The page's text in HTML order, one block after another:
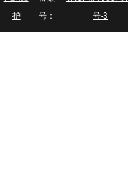
护
号：
号-3